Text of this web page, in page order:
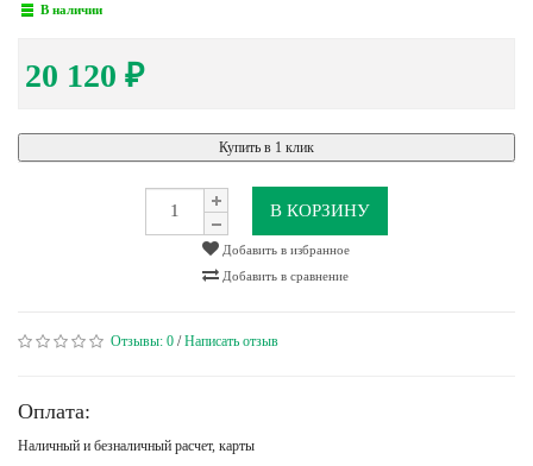
В наличии
20 120 ₽
Купить в 1 клик
В КОРЗИНУ
Добавить в избранное
Добавить в сравнение
Отзывы: 0 /Написать отзыв
Оплата:
Наличный и безналичный расчет, карты